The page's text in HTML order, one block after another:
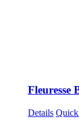
Fleuresse
Details